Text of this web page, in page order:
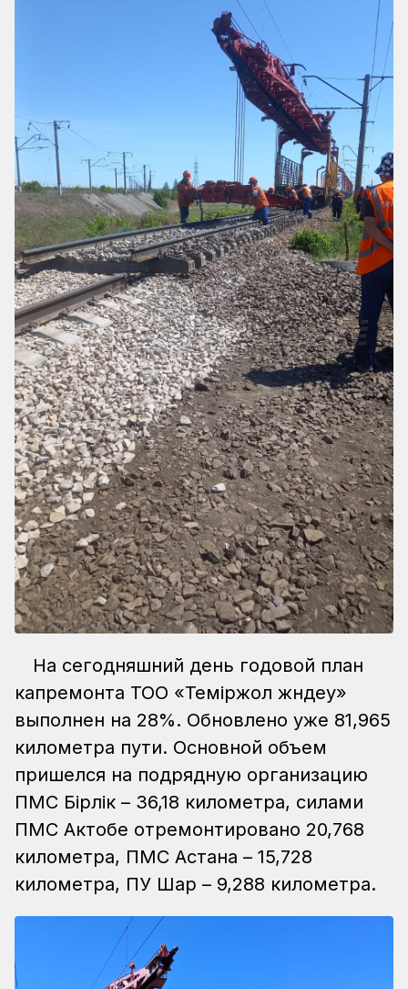
На сегодняшний день годовой план
капремонта ТОО «Теміржол жөндеу»
выполнен на 28%. Обновлено уже 81,965
километра пути. Основной объем
пришелся на подрядную организацию
ПМС Бірлік – 36,18 километра, силами
ПМС Актобе отремонтировано 20,768
километра, ПМС Астана – 15,728
километра, ПУ Шар – 9,288 километра.